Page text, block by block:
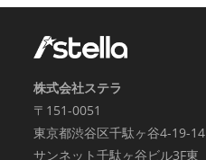
株式会社ステラ
〒151-0051
東京都渋谷区千駄ヶ谷4-19-14
サンネット千駄ヶ谷ビル3F東